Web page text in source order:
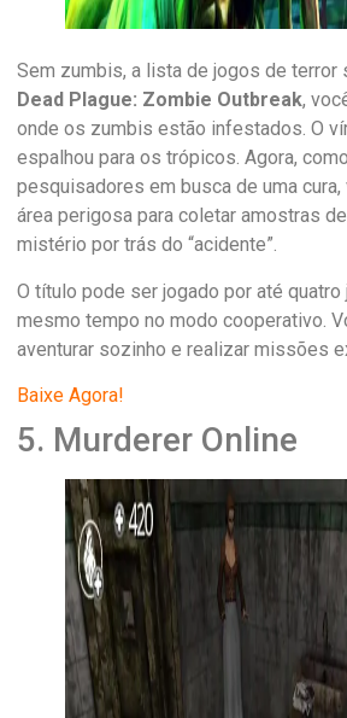
Sem zumbis, a lista de jogos de terror
Dead Plague: Zombie Outbreak,
onde os zumbis estão infestados. O
espalhou para os trópicos. Agora,
pesquisadores em busca de uma
área perigosa para coletar amostras
mistério por trás do “acidente”.
O título pode ser jogado por até quatro
mesmo tempo no modo cooperativo.
aventurar sozinho e realizar missões
Baixe Agora!
5. Murderer Online